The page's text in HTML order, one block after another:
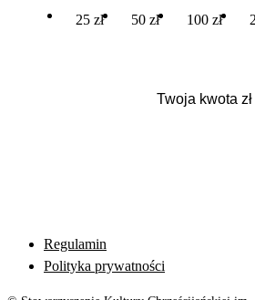
25 zł 50 zł 100 zł
Regulamin
Polityka prywatności